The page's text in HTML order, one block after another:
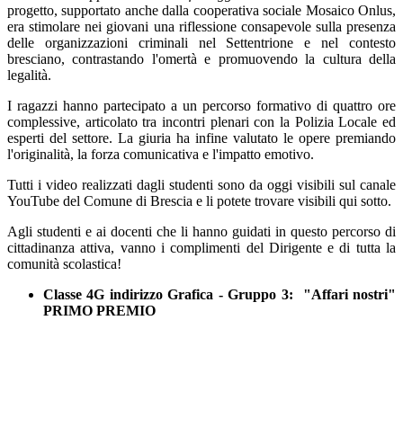
progetto, supportato anche dalla cooperativa sociale Mosaico Onlus,
era stimolare nei giovani una riflessione consapevole sulla presenza
delle organizzazioni criminali nel Settentrione e nel contesto
bresciano, contrastando l'omertà e promuovendo la cultura della
legalità.
I ragazzi hanno partecipato a un percorso formativo di quattro ore
complessive, articolato tra incontri plenari con la Polizia Locale ed
esperti del settore. La giuria ha infine valutato le opere premiando
l'originalità, la forza comunicativa e l'impatto emotivo.
Tutti i video realizzati dagli studenti sono da oggi visibili sul canale
YouTube del Comune di Brescia e li potete trovare visibili qui sotto.
Agli studenti e ai docenti che li hanno guidati in questo percorso di
cittadinanza attiva, vanno i complimenti del Dirigente e di tutta la
comunità scolastica!
Classe 4G indirizzo Grafica - Gruppo 3: "Affari nostri"
PRIMO PREMIO